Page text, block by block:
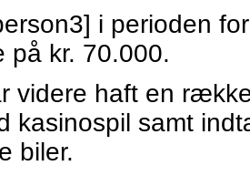
i perioden
på kr. 70.000.
videre haft en
kasinospil samt
biler.